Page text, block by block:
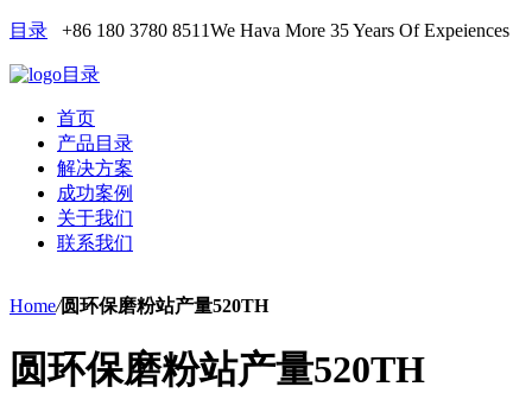
目录 +86 180 3780 8511We Hava More 35 Years Of Expeiences
目录
首页
产品目录
解决方案
成功案例
关于我们
联系我们
Home/圆环保磨粉站产量520TH
圆环保磨粉站产量520TH